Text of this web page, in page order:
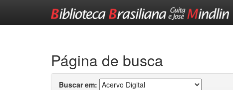
Página de busca
Buscar em: